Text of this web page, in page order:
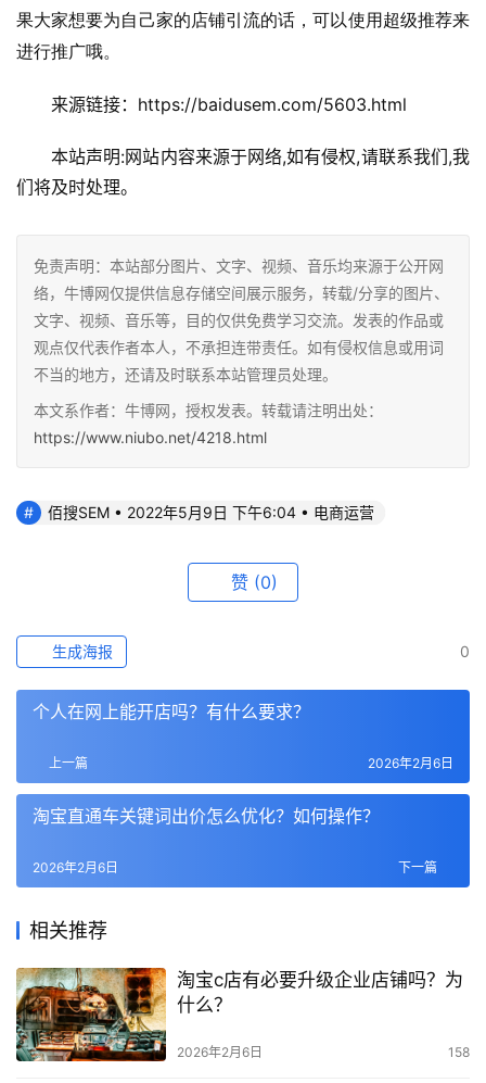
果大家想要为自己家的店铺引流的话，可以使用超级推荐来
进行推广哦。
来源链接：https://baidusem.com/5603.html
本站声明:网站内容来源于网络,如有侵权,请联系我们,我
们将及时处理。
免责声明：本站部分图片、文字、视频、音乐均来源于公开网
络，牛博网仅提供信息存储空间展示服务，转载/分享的图片、
文字、视频、音乐等，目的仅供免费学习交流。发表的作品或
观点仅代表作者本人，不承担连带责任。如有侵权信息或用词
不当的地方，还请及时联系本站管理员处理。
本文系作者：牛博网，授权发表。转载请注明出处：
https://www.niubo.net/4218.html
佰搜SEM • 2022年5月9日 下午6:04 • 电商运营
赞 (0)
0
生成海报
个人在网上能开店吗？有什么要求？
上一篇 2026年2月6日
淘宝直通车关键词出价怎么优化？如何操作？
下一篇
2026年2月6日
相关推荐
淘宝c店有必要升级企业店铺吗？为
什么？
2026年2月6日 158